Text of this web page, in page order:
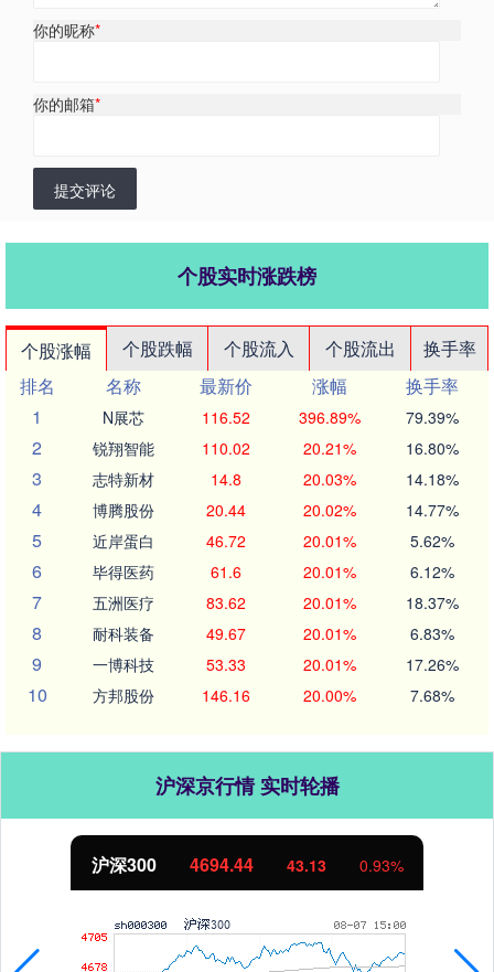
你的昵称*
你的邮箱*
提交评论
个股实时涨跌榜
个股涨幅 个股跌幅 个股流入 个股流出
换手率
排名
名称 最新价 涨幅
换手率
1
N展芯 116.52 396.89% 79.39%
2 锐翔智能 110.02 20.21% 16.80%
3 志特新材 14.8 20.03% 14.18%
4 博腾股份 20.44 20.02% 14.77%
5 近岸蛋白 46.72 20.01% 5.62%
6 毕得医药 61.6 20.01% 6.12%
7 五洲医疗 83.62 20.01% 18.37%
8 耐科装备 49.67 20.01% 6.83%
9 一博科技 53.33 20.01% 17.26%
10 方邦股份 146.16 20.00% 7.68%
沪深京行情 实时轮播
北证50 1134.24 11.37 1.01%